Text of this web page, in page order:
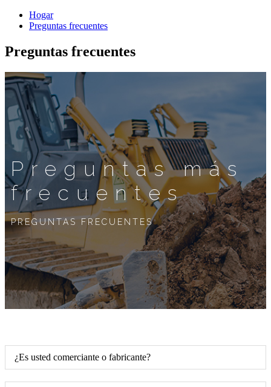
Hogar
Preguntas frecuentes
Preguntas frecuentes
Preguntas más
frecuentes
PREGUNTAS FRECUENTES
¿Es usted comerciante o fabricante?